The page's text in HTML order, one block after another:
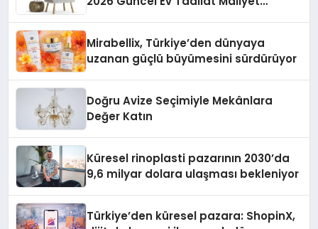
Mirabellix, Türkiye’den dünyaya
uzanan güçlü büyümesini sürdürüyor
Doğru Avize Seçimiyle Mekânlara
Değer Katın
Küresel rinoplasti pazarının 2030’da
9,6 milyar dolara ulaşması bekleniyor
Türkiye’den küresel pazara: ShopinX,